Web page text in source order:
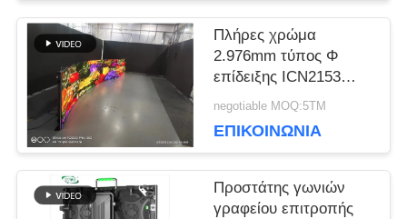
ΧΆΡΤΗΣ
ΙΣΤΌΤΟΠΟΥ
Πλήρες χρώμα
2.976mm τύπος Φ
επίδειξης ICN2153
3840Hz των
οδηγήσεων ενοικίου
negotiable MOQ:5ΤΜ
ΕΠΙΚΟΙΝΩΝΊΑ
Προστάτης γωνιών
γραφείου επιτροπής